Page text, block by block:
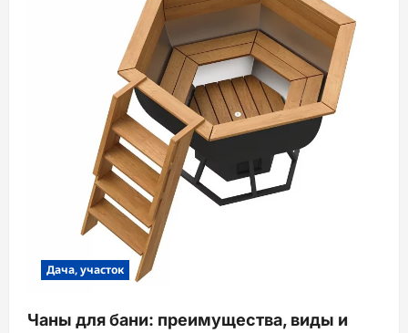
Дача, участок
Чаны для бани: преимущества, виды и